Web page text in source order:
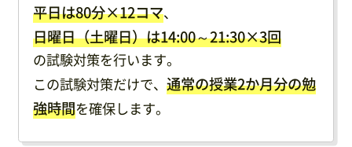
平日は80分×12コマ、
日曜日（土曜日）は14:00～21:30×3回
の試験対策を行います。
この試験対策だけで、通常の授業2か月分の勉
強時間を確保します。